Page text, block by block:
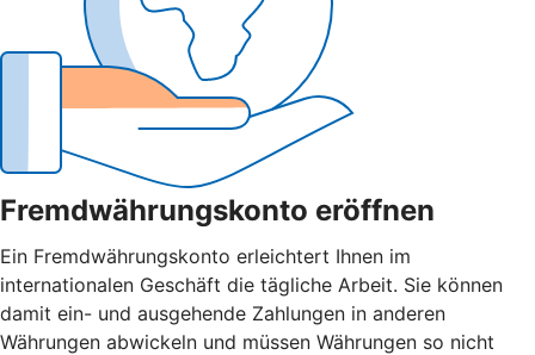
Fremdwährungskonto eröffnen
Ein Fremdwährungskonto erleichtert Ihnen im
internationalen Geschäft die tägliche Arbeit. Sie können
damit ein- und ausgehende Zahlungen in anderen
Währungen abwickeln und müssen Währungen so nicht